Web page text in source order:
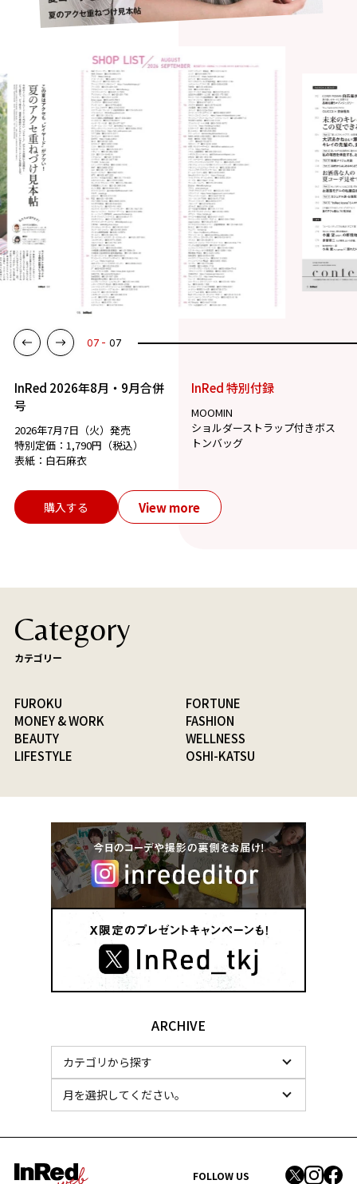
07 07
InRed 2026年8月・9月合併
号
2026年7月7日（火）発売
特別定価：1,790円（税込）
表紙：白石麻衣
InRed 特別付録
MOOMIN
ショルダーストラップ付きボス
トンバッグ
購入する View more
Category
カテゴリー
FUROKU
FORTUNE
MONEY & WORK
FASHION
BEAUTY
WELLNESS
LIFESTYLE
OSHI-KATSU
ARCHIVE
FOLLOW US